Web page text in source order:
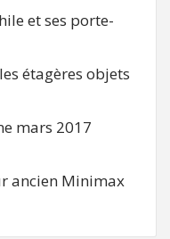
et ses porte-
étagères objets
mars 2017
ancien Minimax